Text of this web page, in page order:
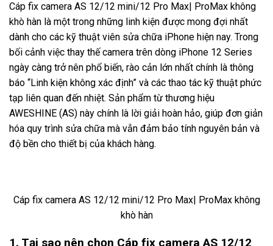
Cáp fix camera AS 12/12 mini/12 Pro Max| ProMax không
khò hàn là một trong những linh kiện được mong đợi nhất
dành cho các kỹ thuật viên sửa chữa iPhone hiện nay. Trong
bối cảnh việc thay thế camera trên dòng iPhone 12 Series
ngày càng trở nên phổ biến, rào cản lớn nhất chính là thông
báo “Linh kiện không xác định” và các thao tác kỹ thuật phức
tạp liên quan đến nhiệt. Sản phẩm từ thương hiệu
AWESHINE (AS) này chính là lời giải hoàn hảo, giúp đơn giản
hóa quy trình sửa chữa mà vẫn đảm bảo tính nguyên bản và
độ bền cho thiết bị của khách hàng.
Cáp fix camera AS 12/12 mini/12 Pro Max| ProMax không
khò hàn
1. Tại sao nên chọn Cáp fix camera AS 12/12